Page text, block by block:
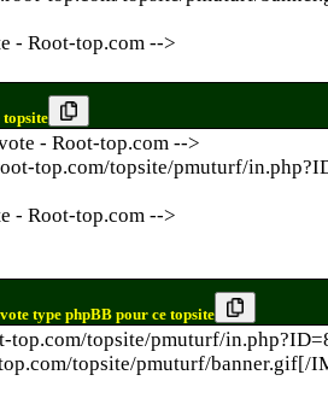
topsite
type phpBB pour ce topsite